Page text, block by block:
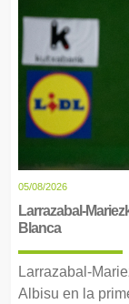
05/08/2026
Larrazabal-
Blanca
Larrazabal-
Albisu en la